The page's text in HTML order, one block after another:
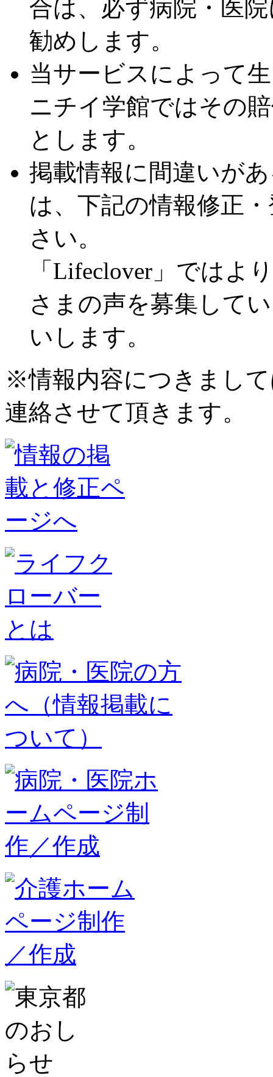
合は、必ず病院・医
勧めします。
当サービスによって
ニチイ学館ではその
とします。
掲載情報に間違いが
は、下記の情報修正
さい。
「Lifeclover」ではよ
さまの声を募集して
いします。
※情報内容につきまし
連絡させて頂きます。